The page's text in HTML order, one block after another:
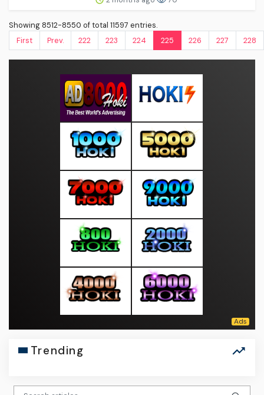
Showing 8512-8550 of total 11597 entries.
First
Prev. 222 223 224 225 226 227 228
Trending